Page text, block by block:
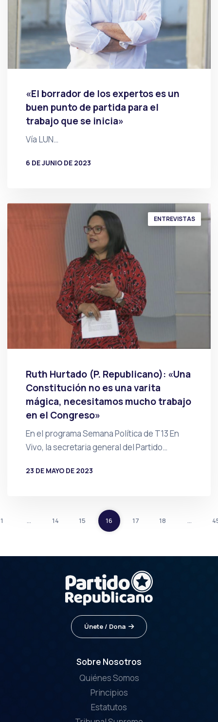
«El borrador de los expertos es un
buen punto de partida para el
trabajo que se inicia»
Vía LUN…
6 DE JUNIO DE 2023
ENTREVISTAS
Ruth Hurtado (P. Republicano): «Una
Constitución no es una varita
mágica, necesitamos mucho trabajo
en el Congreso»
En el programa Semana Política de T13 En
Vivo, la secretaria general del Partido…
23 DE MAYO DE 2023
1 … 14 15 16 17 18 …
Únete / Dona
Sobre Nosotros
Quiénes Somos
Principios
Estatutos